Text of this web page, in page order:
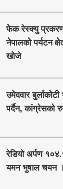
फेक रेस्क्यु
नेपालको पर्यटन
खोजे
उमेदवार
पर्दैन, कांग्रेसको
रेडियो अर्पण
यमन भुषाल चयन ।